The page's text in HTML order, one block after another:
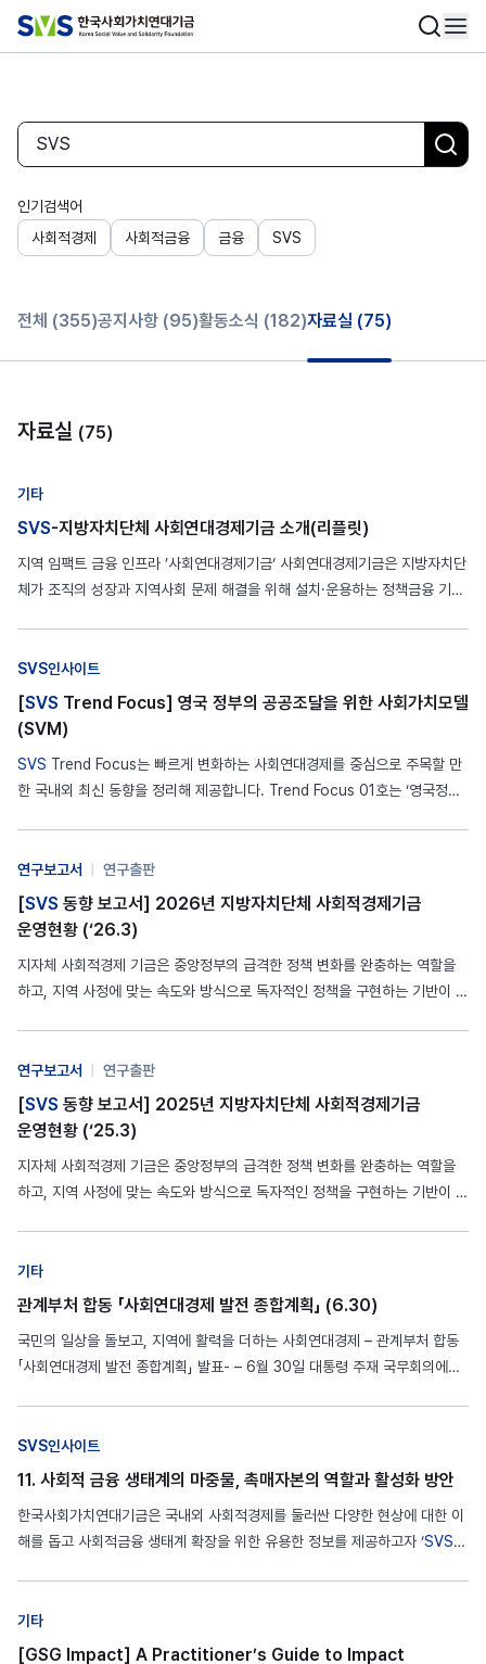
인기검색어
사회적경제
사회적금융 금융 SVS
전체 (355)공지사항 (95)활동소식 (182)자료실 (75)
자료실 (75)
기타
SVS-지방자치단체 사회연대경제기금 소개(리플릿)
지역 임팩트 금융 인프라 ’사회연대경제기금‘ 사회연대경제기금은 지방자치단
체가 조직의 성장과 지역사회 문제 해결을 위해 설치·운용하는 정책금융 기금
복 등 공익적 문제를 비즈니스로 해결하는 기업의 발굴·육성에 기여합니다. 최
근 지역 주도의…
SVS인사이트
[SVS Trend Focus] 영국 정부의 공공조달을 위한 사회가치모델
(SVM)
SVS Trend Focus는 빠르게 변화하는 사회연대경제를 중심으로 주목할 만
한 국내외 최신 동향을 정리해 제공합니다. Trend Focus 01호는 ‘영국정부
기 위해 만든 정책 프레임워크로, ‘공공서비스(사회적 가치)법(Public…
연구보고서 연구출판
[SVS 동향 보고서] 2026년 지방자치단체 사회적경제기금
운영현황 (‘26.3)
지자체 사회적경제 기금은 중앙정부의 급격한 정책 변화를 완충하는 역할을
하고, 지역 사정에 맞는 속도와 방식으로 독자적인 정책을 구현하는 기반이 될
필요가 있습니다. 중앙-지역, 공공-민간의 다양한 사회적 금융…
연구보고서 연구출판
[SVS 동향 보고서] 2025년 지방자치단체 사회적경제기금
운영현황 (‘25.3)
지자체 사회적경제 기금은 중앙정부의 급격한 정책 변화를 완충하는 역할을
하고, 지역 사정에 맞는 속도와 방식으로 독자적인 정책을 구현하는 기반이 될
나가는 것이 앞으로 과제일 것입니다. 기존의 소액…
기타
관계부처 합동 「사회연대경제 발전 종합계획」 (6.30)
국민의 일상을 돌보고, 지역에 활력을 더하는 사회연대경제 – 관계부처 합동
「사회연대경제 발전 종합계획」 발표- – 6월 30일 대통령 주재 국무회의에서
SVS인사이트
11. 사회적 금융 생태계의 마중물, 촉매자본의 역할과 활성화 방안
한국사회가치연대기금은 국내외 사회적경제를 둘러싼 다양한 현상에 대한 이
해를 돕고 사회적금융 생태계 확장을 위한 유용한 정보를 제공하고자 ‘SVS
(Catalytic Capital)은 일반적인 시장 투자자가 수용하기 어려운 높은 위험
을 감수하거나 낮은 수익률을 받아들이는 방식으로 자본…
기타
[GSG Impact] A Practitioner’s Guide to Impact